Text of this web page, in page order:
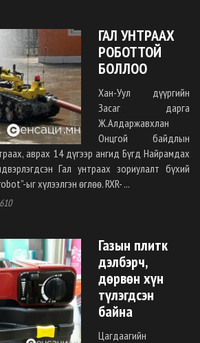
ГАЛ УНТРААХ
РОБОТТОЙ
БОЛЛОО
Хан-Уул дүүргийн
Засаг дарга
Ж.Алдаржавхлан
Онцгой байдлын
аврах 14 дүгээр ангид Бүгд Найрамдах
Гал унтраах зориулалт бүхий
ыг хүлээлгэн өглөө. RXR- ...
Газын плитк
дэлбэрч,
дөрвөн хүн
түлэгдсэн
байна
Цагдаагийн